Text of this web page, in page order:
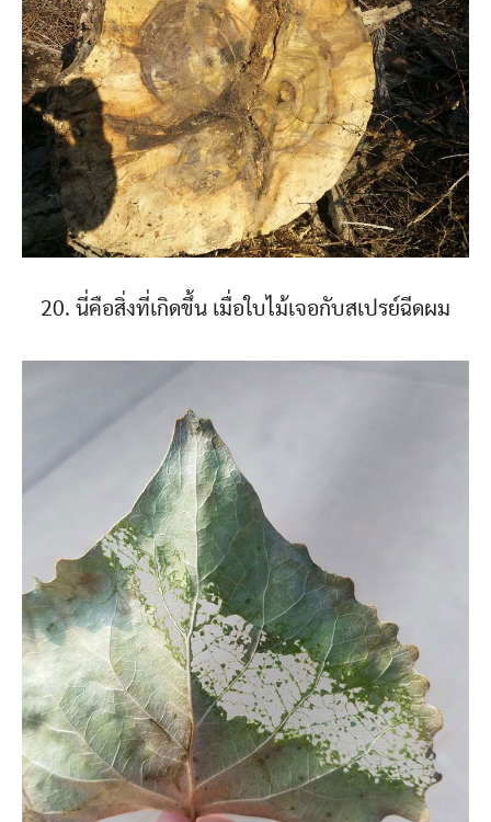
20. นี่คือสิ่งที่เกิดขึ้น เมื่อใบไม้เจอกับสเปรย์ฉีดผม